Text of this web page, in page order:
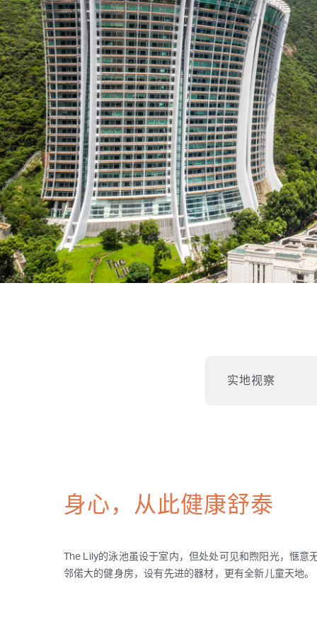
实地视察
身心，从此健康舒泰
The Lily的泳池虽设于室内，但处处可见和煦阳光，惬意
邻偌大的健身房，设有先进的器材，更有全新儿童天地。